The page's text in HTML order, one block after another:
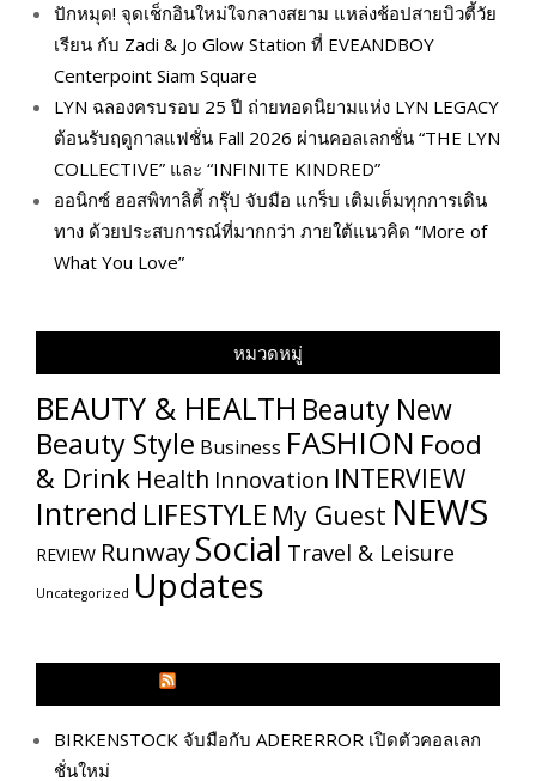
ปักหมุด! จุดเช็กอินใหม่ใจกลางสยาม แหล่งช้อปสายบิวตี้วัย
เรียน กับ Zadi & Jo Glow Station ที่ EVEANDBOY
Centerpoint Siam Square
LYN ฉลองครบรอบ 25 ปี ถ่ายทอดนิยามแห่ง LYN LEGACY
ต้อนรับฤดูกาลแฟชั่น Fall 2026 ผ่านคอลเลกชั่น “THE LYN
COLLECTIVE” และ “INFINITE KINDRED”
ออนิกซ์ ฮอสพิทาลิตี้ กรุ๊ป จับมือ แกร็บ เติมเต็มทุกการเดิน
ทาง ด้วยประสบการณ์ที่มากกว่า ภายใต้แนวคิด “More of
What You Love”
หมวดหมู่
BEAUTY & HEALTH Beauty New
Beauty Style Business FASHION Food
& Drink Health Innovation INTERVIEW
Intrend LIFESTYLE My​ Guest NEWS
REVIEW RunwaySocial Travel & Leisure
Uncategorized Updates
BIRKENSTOCK จับมือกับ ADERERROR เปิดตัวคอลเลก
ชั่นใหม่